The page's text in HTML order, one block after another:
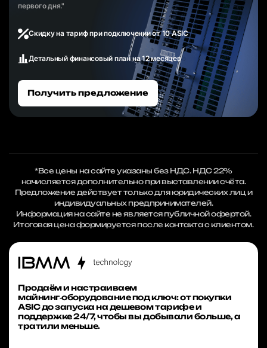
первого дня."
Скидку на тариф при подключении от 10 ASIC
Детальный финансовый план на 12 месяцев
Получить предложение
*Все цены на сайте указаны без НДС. НДС 22%
начисляется дополнительно при выставлении счёта.
Предложение действует только для юридических лиц и
индивидуальных предпринимателей.
Информация на сайте не является публичной офертой.
Итоговая цена формируется после контакта с клиентом.
Продаём и настраиваем
майнинг‑оборудование под ключ: от покупки
ASIC до запуска на дешевом тарифе и
поддержке 24/7, чтобы вы добывали больше, а
тратили меньше.